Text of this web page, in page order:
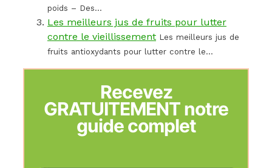
poids – Des...
Les meilleurs jus de fruits pour lutter
contre le vieillissement Les meilleurs jus de
fruits antioxydants pour lutter contre le...